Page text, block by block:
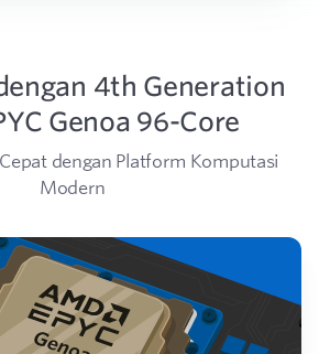
4th Generation
Genoa 96-Core
dengan Platform Komputasi
Modern